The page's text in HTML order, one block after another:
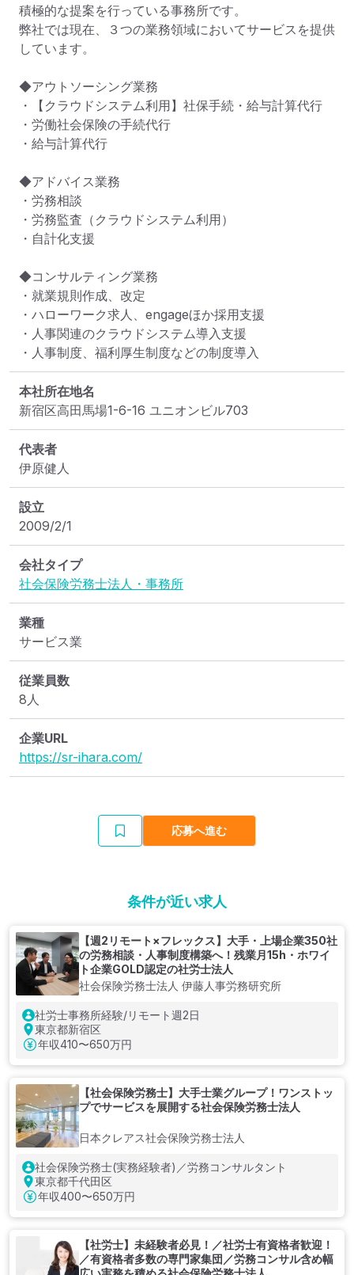
積極的な提案を行っている事務所です。
弊社では現在、３つの業務領域においてサービスを提供
しています。
◆アウトソーシング業務
・【クラウドシステム利用】社保手続・給与計算代行
・労働社会保険の手続代行
・給与計算代行
◆アドバイス業務
・労務相談
・労務監査（クラウドシステム利用）
・自計化支援
◆コンサルティング業務
・就業規則作成、改定
・ハローワーク求人、engageほか採用支援
・人事関連のクラウドシステム導入支援
・人事制度、福利厚生制度などの制度導入
本社所在地名
新宿区高田馬場1-6-16 ユニオンビル703
代表者
伊原健人
設立
2009/2/1
会社タイプ
社会保険労務士法人・事務所
業種
サービス業
従業員数
8人
企業URL
https://sr-ihara.com/
応募へ進む
条件が近い求人
【週2リモート×フレックス】大手・上場企業350社
の労務相談・人事制度構築へ！残業月15h・ホワイ
ト企業GOLD認定の社労士法人
社会保険労務士法人 伊藤人事労務研究所
社労士事務所経験/リモート週2日
東京都新宿区
年収410〜650万円
【社会保険労務士】大手士業グループ！ワンストッ
プでサービスを展開する社会保険労務士法人
日本クレアス社会保険労務士法人
社会保険労務士(実務経験者)／労務コンサルタント
東京都千代田区
年収400〜650万円
【社労士】未経験者必見！／社労士有資格者歓迎！
／有資格者多数の専門家集団／労務コンサル含め幅